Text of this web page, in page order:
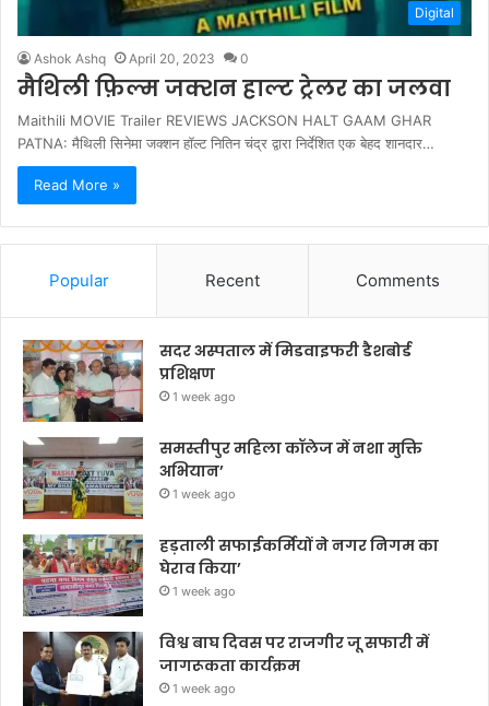
Digital
Ashok Ashq April 20, 2023 0
मैथिली फ़िल्म जक्शन हाल्ट ट्रेलर का जलवा
Maithili MOVIE Trailer REVIEWS JACKSON HALT GAAM GHAR
PATNA: मैथिली सिनेमा जक्शन हॉल्ट नितिन चंद्र द्वारा निर्देशित एक बेहद शानदार…
Read More »
Popular Recent Comments
सदर अस्पताल में मिडवाइफरी डैशबोर्ड
प्रशिक्षण
1 week ago
समस्तीपुर महिला कॉलेज में नशा मुक्ति
अभियान’
1 week ago
हड़ताली सफाईकर्मियों ने नगर निगम का
घेराव किया’
1 week ago
विश्व बाघ दिवस पर राजगीर जू सफारी में
जागरूकता कार्यक्रम
1 week ago